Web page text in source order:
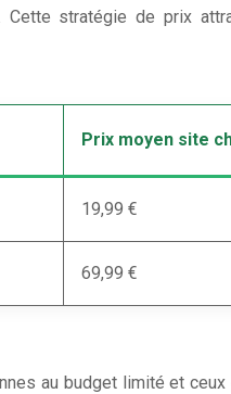
stratégie de prix
Prix moyen site
19,99 €
69,99 €
au budget limité et